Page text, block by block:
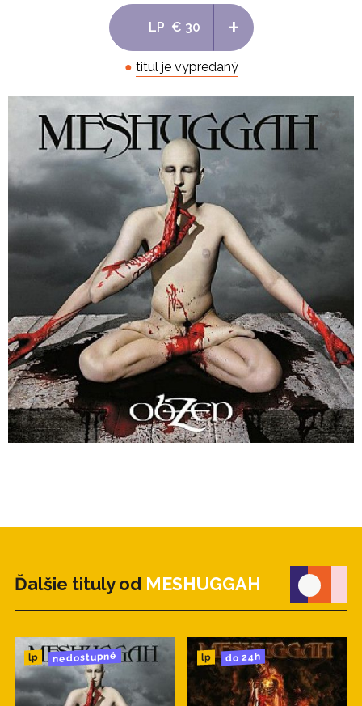
LP € 30 +
● titul je vypredaný
Ďalšie tituly od MESHUGGAH
lp nedostupné lp do 24h